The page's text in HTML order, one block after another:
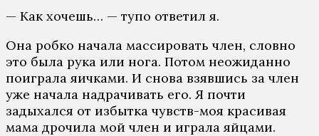
— Как хочешь… — тупо ответил я.
Она робко начала массировать член, словно
это была рука или нога. Потом неожиданно
поиграла яичками. И снова взявшись за член
уже начала надрачивать его. Я почти
задыхался от избытка чувств-моя красивая
мама дрочила мой член и играла яйцами.